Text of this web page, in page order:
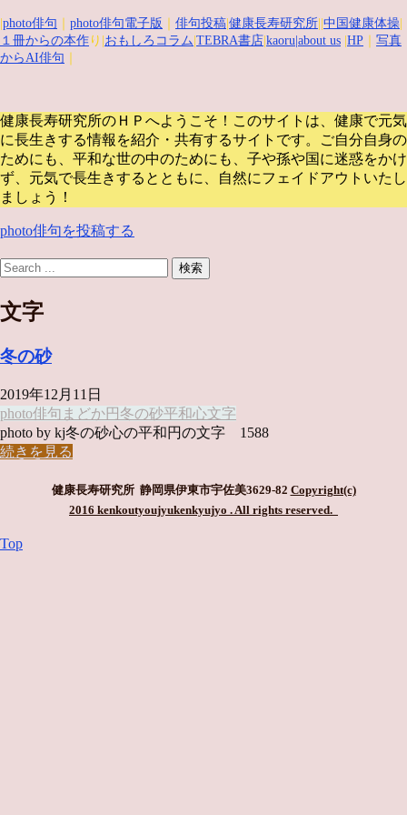
photo俳句 photo俳句電子版 俳句投稿 健康長寿研究所 中国健康体操
１冊からの本作 り| おもしろコラム TEBRA書店 kaoru |about us HP
写真
からAI俳句
健康長寿研究所のＨＰへようこそ！このサイトは、健康で元気
に長生きする情報を紹介・共有するサイトです。
ご自分自身の
ためにも、平和な世の中のためにも、子や孫や国に迷惑をかけ
ず、元気で長生きするとともに、自然にフェイドアウトいたし
ましょう！
photo俳句を投稿する
文字
冬の砂
2019年12月11日
photo俳句 まどか円 冬の砂平和心文字
photo by kj冬の砂心の平和円の文字 1588
続きを見る
健康長寿研究所 静岡県伊東市宇佐美3629-82 Copyright(c)
2016 kenkoutyoujyukenkyujyo . All rights reserved.
Top